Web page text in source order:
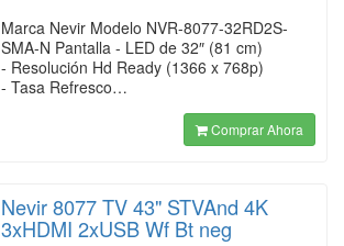
Marca Nevir Modelo NVR-8077-32RD2S-
SMA-N Pantalla - LED de 32″ (81 cm)
- Resolución Hd Ready (1366 x 768p)
- Tasa Refresco…
Comprar Ahora
Nevir 8077 TV 43" STVAnd 4K
3xHDMI 2xUSB Wf Bt neg